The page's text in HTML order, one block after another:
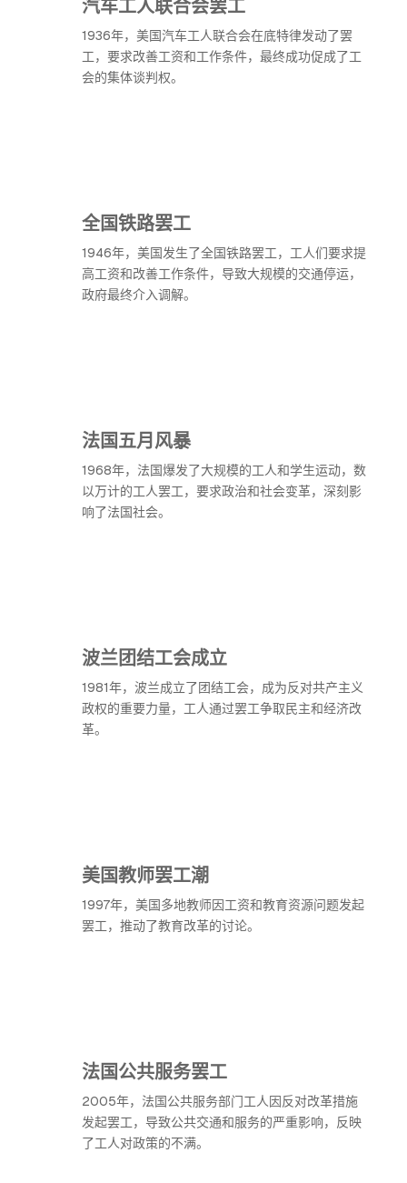
汽车工人联合会罢工
1936年，美国汽车工人联合会在底特律发动了罢
工，要求改善工资和工作条件，最终成功促成了工
会的集体谈判权。
全国铁路罢工
1946年，美国发生了全国铁路罢工，工人们要求提
高工资和改善工作条件，导致大规模的交通停运，
政府最终介入调解。
法国五月风暴
1968年，法国爆发了大规模的工人和学生运动，数
以万计的工人罢工，要求政治和社会变革，深刻影
响了法国社会。
波兰团结工会成立
1981年，波兰成立了团结工会，成为反对共产主义
政权的重要力量，工人通过罢工争取民主和经济改
革。
美国教师罢工潮
1997年，美国多地教师因工资和教育资源问题发起
罢工，推动了教育改革的讨论。
法国公共服务罢工
2005年，法国公共服务部门工人因反对改革措施
发起罢工，导致公共交通和服务的严重影响，反映
了工人对政策的不满。